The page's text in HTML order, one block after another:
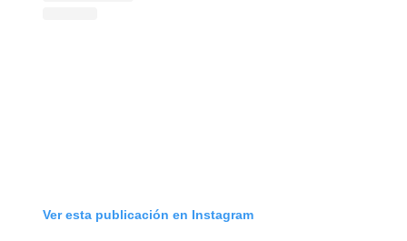
Ver esta publicación en Instagram